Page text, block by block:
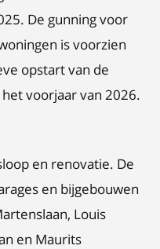
De gunning voor
is voorzien
opstart van de
voorjaar van 2026.
en renovatie. De
en bijgebouwen
Louis
en Maurits